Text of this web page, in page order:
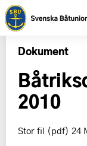
Dokument
2010
Stor fil (pdf) 24